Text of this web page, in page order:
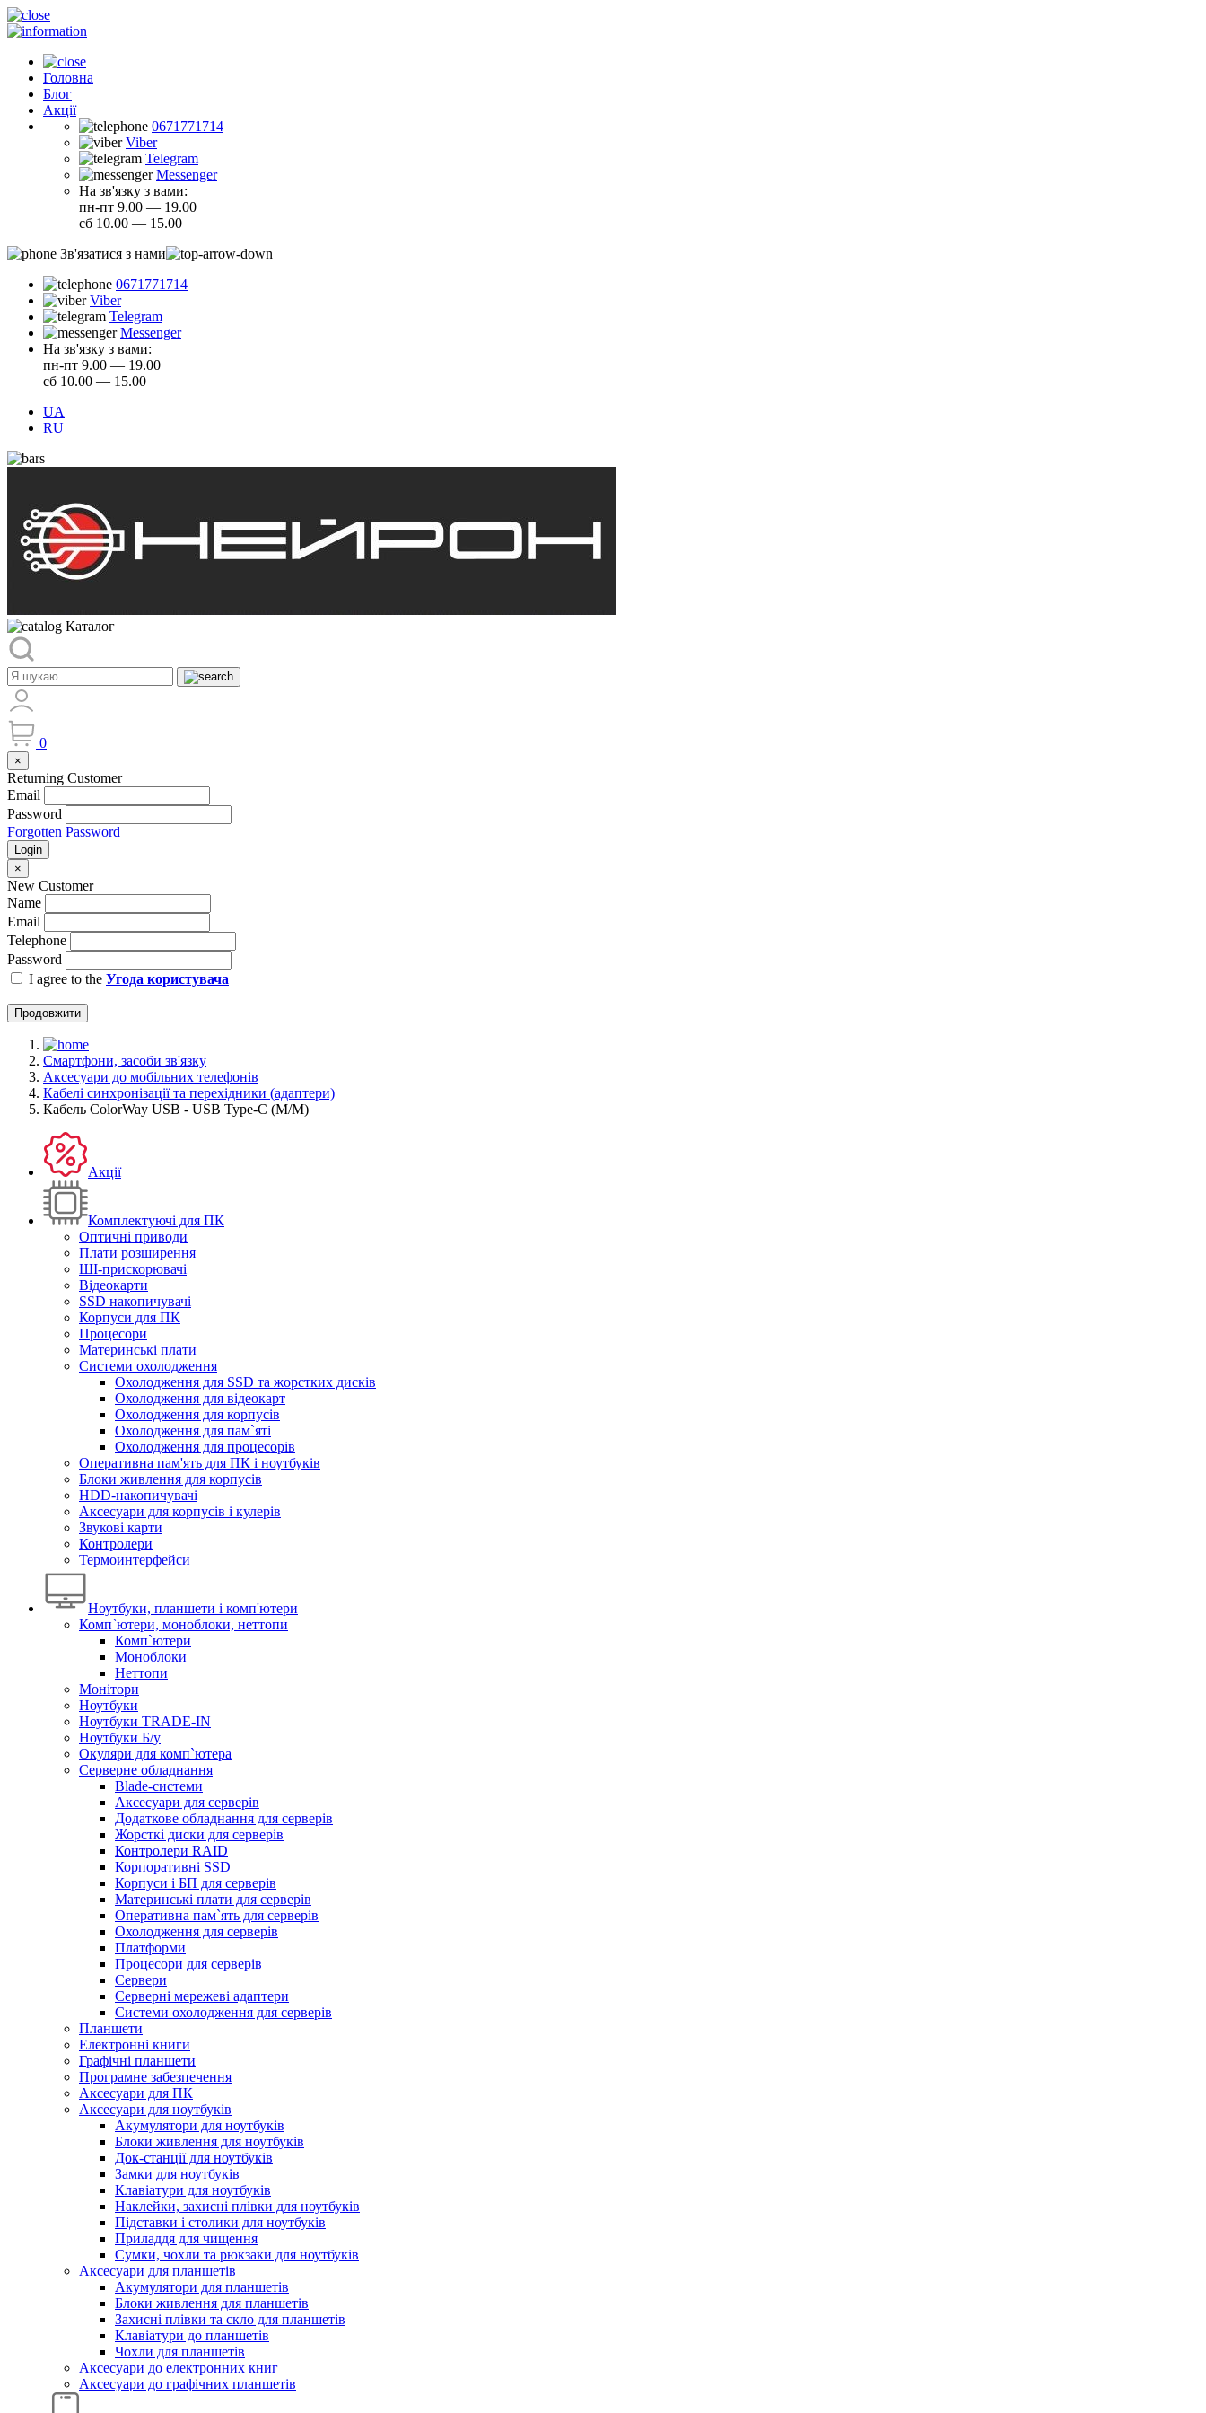
Головна
Блог
Акції
0671771714
Viber
Telegram
Messenger
На зв'язку з вами:
пн-пт 9.00 — 19.00
сб 10.00 — 15.00
Зв'язатися з нами
0671771714
Viber
Telegram
Messenger
На зв'язку з вами:
пн-пт 9.00 — 19.00
сб 10.00 — 15.00
UA
RU
Каталог
0
×
Returning Customer
Email
Password
Forgotten Password
Login
×
New Customer
Name
Email
Telephone
Password
I agree to the Угода користувача
Продовжити
Смартфони, засоби зв'язку
Аксесуари до мобільних телефонів
Кабелі синхронізації та перехідники (адаптери)
Кабель ColorWay USB - USB Type-C (M/M)
Акції
Комплектуючі для ПК
Оптичні приводи
Плати розширення
ШІ-прискорювачі
Відеокарти
SSD накопичувачі
Корпуси для ПК
Процесори
Материнські плати
Системи охолодження
Охолодження для SSD та жорстких дисків
Охолодження для відеокарт
Охолодження для корпусів
Охолодження для пам`яті
Охолодження для процесорів
Оперативна пам'ять для ПК і ноутбуків
Блоки живлення для корпусів
HDD-накопичувачі
Аксесуари для корпусів і кулерів
Звукові карти
Контролери
Термоинтерфейси
Ноутбуки, планшети і комп'ютери
Комп`ютери, моноблоки, неттопи
Комп`ютери
Моноблоки
Неттопи
Монітори
Ноутбуки
Ноутбуки TRADE-IN
Ноутбуки Б/у
Окуляри для комп`ютера
Серверне обладнання
Blade-системи
Аксесуари для серверів
Додаткове обладнання для серверів
Жорсткі диски для серверів
Контролери RAID
Корпоративні SSD
Корпуси і БП для серверів
Материнські плати для серверів
Оперативна пам`ять для серверів
Охолодження для серверів
Платформи
Процесори для серверів
Сервери
Серверні мережеві адаптери
Системи охолодження для серверів
Планшети
Електронні книги
Графічні планшети
Програмне забезпечення
Аксесуари для ПК
Аксесуари для ноутбуків
Акумулятори для ноутбуків
Блоки живлення для ноутбуків
Док-станції для ноутбуків
Замки для ноутбуків
Клавіатури для ноутбуків
Наклейки, захисні плівки для ноутбуків
Підставки і столики для ноутбуків
Приладдя для чищення
Сумки, чохли та рюкзаки для ноутбуків
Аксесуари для планшетів
Акумулятори для планшетів
Блоки живлення для планшетів
Захисні плівки та скло для планшетів
Клавіатури до планшетів
Чохли для планшетів
Аксесуари до електронних книг
Аксесуари дo графічних планшетів